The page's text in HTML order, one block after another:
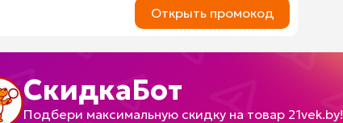
Открыть промокод
СкидкаБот
Подбери максимальную скидку на товар 21vek.by!